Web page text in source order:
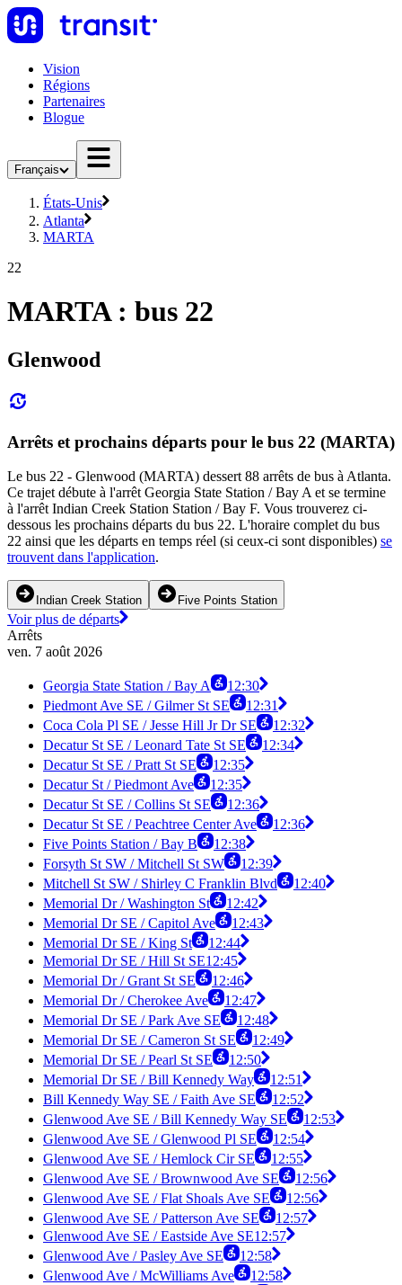
Vision
Régions
Partenaires
Blogue
Français
États-Unis
Atlanta
MARTA
22
MARTA : bus 22
Glenwood
Arrêts et prochains départs pour le bus 22 (MARTA)
Le bus 22 - Glenwood (MARTA) dessert 88 arrêts de bus à Atlanta.
Ce trajet débute à l'arrêt Georgia State Station / Bay A et se termine
à l'arrêt Indian Creek Station Station / Bay F. Vous trouverez ci-
dessous les prochains départs du bus 22. L'horaire complet du bus
22 ainsi que les départs en temps réel (si ceux-ci sont disponibles) se
trouvent dans l'application.
Indian Creek Station Five Points Station
Voir plus de départs
Arrêts
ven. 7 août 2026
Georgia State Station / Bay A
12:30
Piedmont Ave SE / Gilmer St SE
12:31
Coca Cola Pl SE / Jesse Hill Jr Dr SE
12:32
Decatur St SE / Leonard Tate St SE
12:34
Decatur St SE / Pratt St SE
12:35
Decatur St / Piedmont Ave
12:35
Decatur St SE / Collins St SE
12:36
Decatur St SE / Peachtree Center Ave
12:36
Five Points Station / Bay B
12:38
Forsyth St SW / Mitchell St SW
12:39
Mitchell St SW / Shirley C Franklin Blvd
12:40
Memorial Dr / Washington St
12:42
Memorial Dr SE / Capitol Ave
12:43
Memorial Dr SE / King St
12:44
Memorial Dr SE / Hill St SE12:45
Memorial Dr / Grant St SE
12:46
Memorial Dr / Cherokee Ave
12:47
Memorial Dr SE / Park Ave SE
12:48
Memorial Dr SE / Cameron St SE
12:49
Memorial Dr SE / Pearl St SE
12:50
Memorial Dr SE / Bill Kennedy Way
12:51
Bill Kennedy Way SE / Faith Ave SE
12:52
Glenwood Ave SE / Bill Kennedy Way SE
12:53
Glenwood Ave SE / Glenwood Pl SE
12:54
Glenwood Ave SE / Hemlock Cir SE
12:55
Glenwood Ave SE / Brownwood Ave SE
12:56
Glenwood Ave SE / Flat Shoals Ave SE
12:56
Glenwood Ave SE / Patterson Ave SE
12:57
Glenwood Ave SE / Eastside Ave SE12:57
Glenwood Ave / Pasley Ave SE
12:58
Glenwood Ave / McWilliams Ave
12:58